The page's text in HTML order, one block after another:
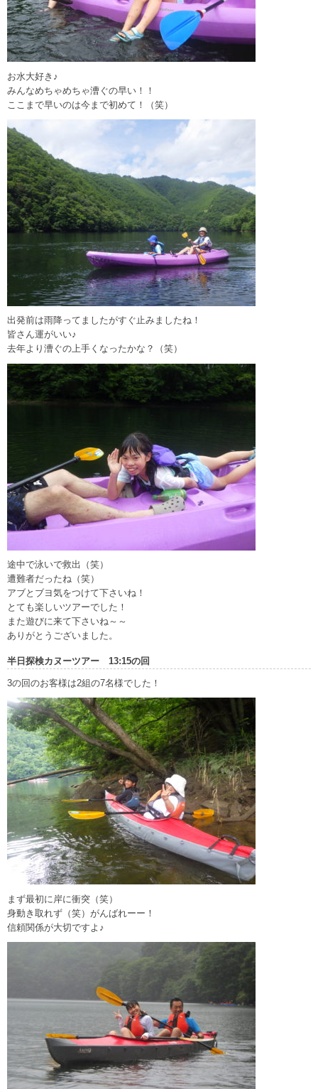
お水大好き♪
みんなめちゃめちゃ漕ぐの早い！！
ここまで早いのは今まで初めて！（笑）
出発前は雨降ってましたがすぐ止みましたね！
皆さん運がいい♪
去年より漕ぐの上手くなったかな？（笑）
途中で泳いで救出（笑）
遭難者だったね（笑）
アブとブヨ気をつけて下さいね！
とても楽しいツアーでした！
また遊びに来て下さいね～～
ありがとうございました。
半日探検カヌーツアー 13:15の回
3の回のお客様は2組の7名様でした！
まず最初に岸に衝突（笑）
身動き取れず（笑）がんばれーー！
信頼関係が大切ですよ♪